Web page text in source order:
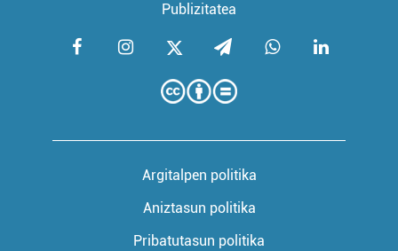
Publizitatea
Argitalpen politika
Aniztasun politika
Pribatutasun politika